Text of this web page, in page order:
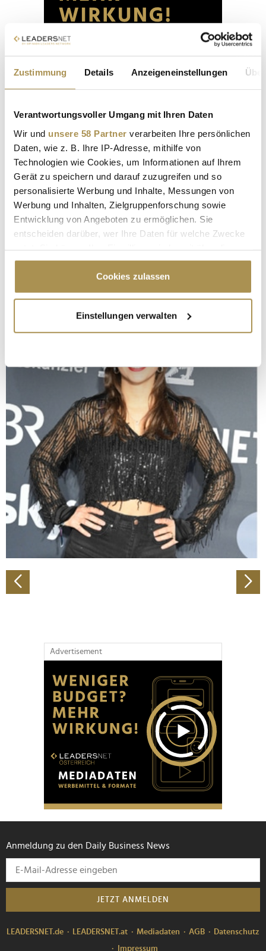
Zustimmung Details Anzeigeneinstellungen
Verantwortungsvoller Umgang mit Ihren Daten
Wir und unsere 58 Partner verarbeiten Ihre persönlichen
Daten, wie z. B. Ihre IP-Adresse, mithilfe von
Technologien wie Cookies, um Informationen auf Ihrem
Gerät zu speichern und darauf zuzugreifen und so
personalisierte Werbung und Inhalte, Messungen von
Werbung und Inhalten, Zielgruppenforschung sowie
Entwicklung von Angeboten zu ermöglichen. Sie
entscheiden darüber, wer Ihre Daten für welche Zwecke
Cookie-Erklärung oder durch Klicken auf das Privacy
Trigger Symbol ändern oder widerrufen
Informationen über Ihre geografische Lage
erfassen, welche bis auf einige Meter genau sein
bestimmten Merkmalen (Fingerprinting) identifizieren
Erfahren Sie mehr darüber, wie Ihre persönlichen Daten
verarbeitet werden, und legen Sie Ihre Präferenzen im
Abschnitt Einzelheitenfest.
Wir verwenden Cookies, um Inhalte und Anzeigen zu
personalisieren, Funktionen für soziale Medien anbieten
zu können und die Zugriffe auf unsere Website zu
analysieren. Außerdem geben wir Informationen zu Ihrer
Verwendung unserer Website an unsere Partner für
soziale Medien, Werbung und Analysen weiter. Unsere
Partner führen diese Informationen möglicherweise mit
weiteren Daten zusammen, die Sie ihnen bereitgestellt
gesammelt haben.
Cookies zulassen
Einstellungen verwalten
Advertisement
Anmeldung zu den Daily Business News
JETZT ANMELDEN
LEADERSNET.de LEADERSNET.at Mediadaten AGB
Datenschutz
Impressum